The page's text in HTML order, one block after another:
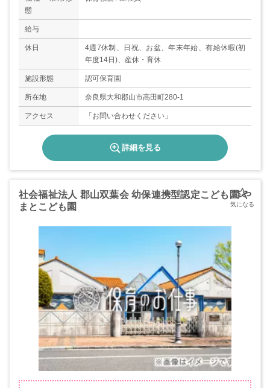
態
給与
休日
4週7休制、日祝、お盆、年末年始、有給休暇(初
年度14日)、産休・育休
施設形態 認可保育園
所在地 奈良県大和郡山市高田町280-1
アクセス 「お問い合わせください」
詳細を見る
社会福祉法人 郡山双葉会 幼保連携型認定こども園 や
まとこども園